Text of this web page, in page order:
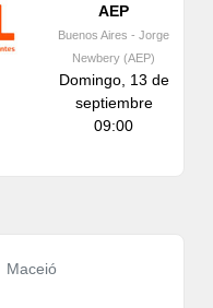
AEP
Buenos Aires - Jorge
Newbery (AEP)
Domingo, 13 de
septiembre
09:00
Maceió